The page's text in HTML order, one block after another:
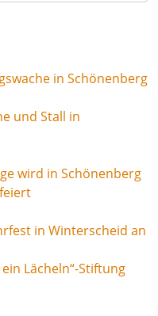
in Schönenberg
und Stall in
wird in Schönenberg
in Winterscheid an
Lächeln“-Stiftung